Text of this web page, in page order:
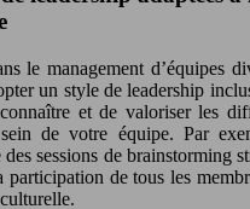
le management d’équipes
un style de leadership
et de valoriser les
de votre équipe. Par
sessions de brainstorming
participation de tous les